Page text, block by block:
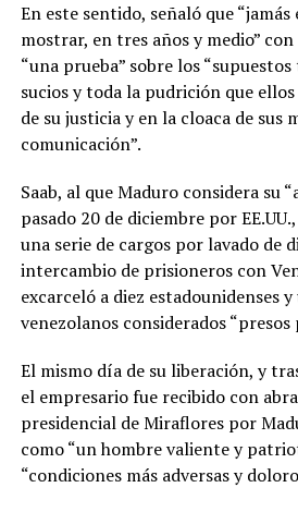
En este sentido, señaló que
mostrar, en tres años y medio” con
“una prueba” sobre los
sucios y toda la pudrición que
de su justicia y en la cloaca de sus
comunicación”.
Saab, al que Maduro considera su
pasado 20 de diciembre por
una serie de cargos por lavado de
intercambio de prisioneros con
excarceló a diez estadounidenses
venezolanos considerados
El mismo día de su liberación, y
el empresario fue recibido con
presidencial de Miraflores por
como “un hombre valiente y
“condiciones más adversas y